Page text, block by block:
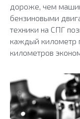
дороже, чем
бензиновыми
техники на СПГ
каждый километр
километров